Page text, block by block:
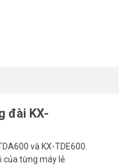
đài KX-
và KX-TDE600.
của từng máy lẻ.